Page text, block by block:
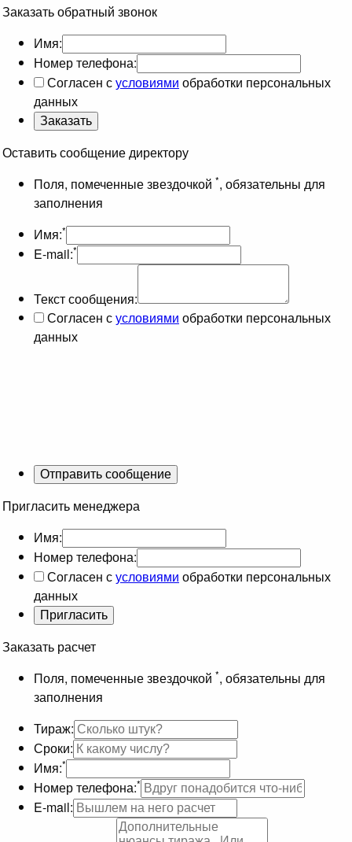
Заказать обратный звонок
Имя:
Номер телефона:
Согласен сусловиями обработки персональных
данных
Оставить сообщение директору
Поля, помеченные звездочкой *, обязательны для
заполнения
Имя:*
E-mail:*
Текст сообщения:
Согласен сусловиями обработки персональных
данных
Пригласить менеджера
Имя:
Номер телефона:
Согласен сусловиями обработки персональных
данных
Заказать расчет
Поля, помеченные звездочкой *, обязательны для
заполнения
Тираж:
Сроки:
Имя:*
Номер телефона:*
E-mail: